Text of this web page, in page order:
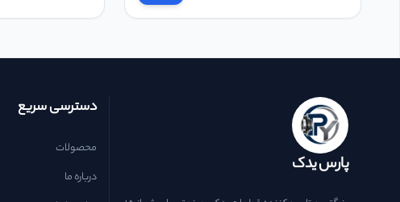
پارس یدک
دسترسی سریع
محصولات
درباره ما